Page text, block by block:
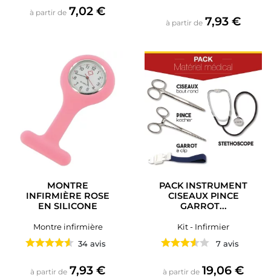
à partir de Prix
7,02 €
à partir de Prix
7,93 €
MONTRE
INFIRMIÈRE ROSE
EN SILICONE
Montre infirmière
34 avis
à partir de Prix
7,93 €
PACK INSTRUMENT
CISEAUX PINCE
GARROT...
Kit - Infirmier
7 avis
à partir de Prix
19,06 €